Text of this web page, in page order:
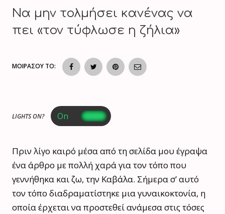
Nα μην τολμήσει κανένας να
πει «τον τύφλωσε η ζήλια»
ΜΟΙΡΑΣΟΥ ΤΟ:
LIGHTS ON?
Πριν λίγο καιρό μέσα από τη σελίδα μου έγραψα
ένα άρθρο με πολλή χαρά για τον τόπο που
γεννήθηκα και ζω, την Καβάλα. Σήμερα σ’ αυτό
τον τόπο διαδραματίστηκε μια γυναικοκτονία, η
οποία έρχεται να προστεθεί ανάμεσα στις τόσες